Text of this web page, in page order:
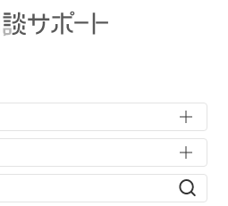
い専門家の検索結果